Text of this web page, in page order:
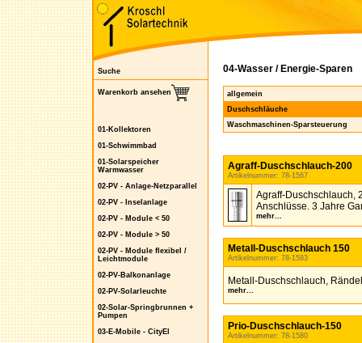
Suche
Warenkorb ansehen
01-Kollektoren
01-Schwimmbad
01-Solarspeicher
Warmwasser
02-PV - Anlage-Netzparallel
02-PV - Inselanlage
02-PV - Module < 50
02-PV - Module > 50
02-PV - Module flexibel /
Leichtmodule
02-PV-Balkonanlage
02-PV-Solarleuchte
02-Solar-Springbrunnen +
Pumpen
03-E-Mobile - CityEl
04-Wasser / Energie-Sparen
allgemein
Duschschläuche
Waschmaschinen-Sparsteuerung
Agraff-Duschschlauch-200
Artikelnummer: 78-1567
Agraff-Duschschlauch,
Anschlüsse. 3 Jahre
mehr...
Metall-Duschschlauch 150
Artikelnummer: 78-1583
Metall-Duschschlauch,
mehr...
Prio-Duschschlauch-150
Artikelnummer: 78-1580